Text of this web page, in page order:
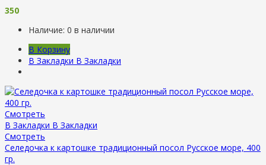
350
Наличие: 0 в наличии
В Корзину
В Закладки В Закладки
Смотреть
В Закладки В Закладки
Смотреть
Селедочка к картошке традиционный посол Русское море, 400
гр.